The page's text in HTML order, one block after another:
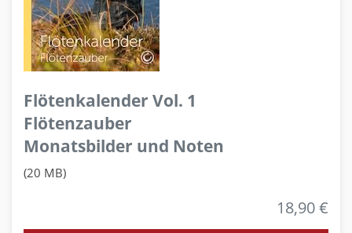
Flötenkalender Vol. 1
Flötenzauber
Monatsbilder und Noten
(20 MB)
18,90 €